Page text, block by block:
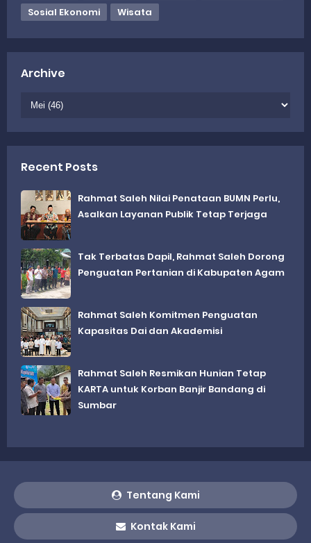
Sosial Ekonomi
Wisata
Archive
Recent Posts
Rahmat Saleh Nilai Penataan BUMN Perlu,
Asalkan Layanan Publik Tetap Terjaga
Tak Terbatas Dapil, Rahmat Saleh Dorong
Penguatan Pertanian di Kabupaten Agam
Rahmat Saleh Komitmen Penguatan
Kapasitas Dai dan Akademisi
Rahmat Saleh Resmikan Hunian Tetap
KARTA untuk Korban Banjir Bandang di
Sumbar
Tentang Kami
Kontak Kami